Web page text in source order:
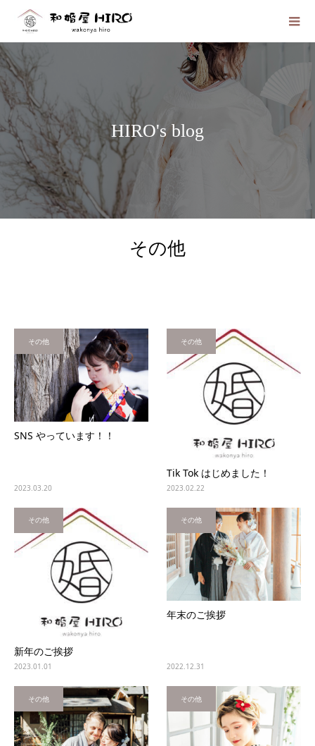
HIRO's blog
その他
その他
SNS やっています！！
2023.03.20
その他
Tik Tok はじめました！
2023.02.22
その他
新年のご挨拶
2023.01.01
その他
年末のご挨拶
2022.12.31
その他 その他